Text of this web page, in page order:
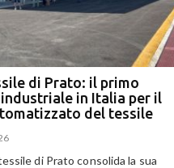
di Prato: il primo
in Italia per il
del tessile
di Prato consolida la sua